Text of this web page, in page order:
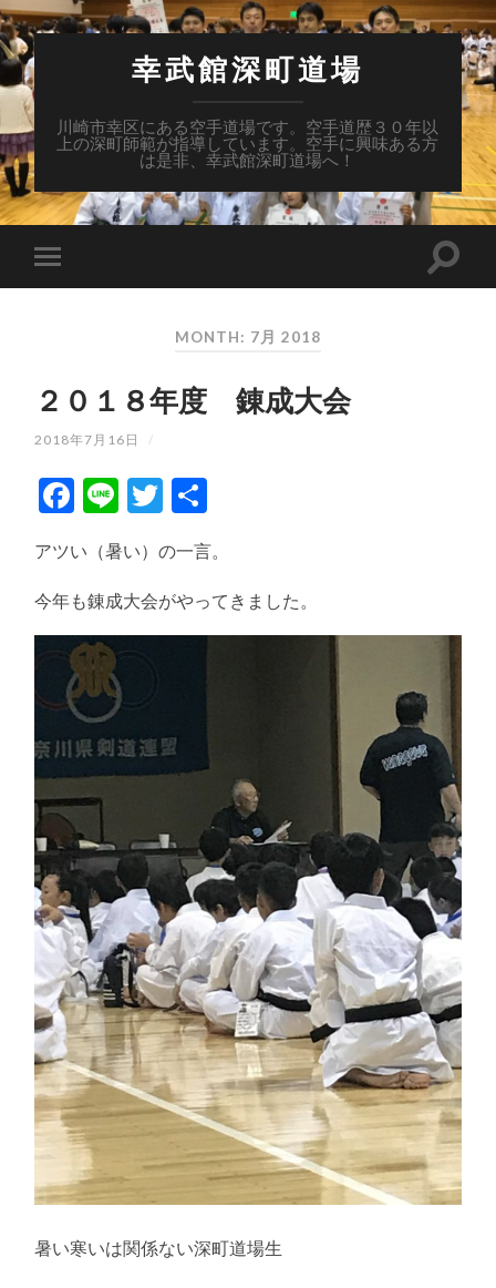
幸武館深町道場
川崎市幸区にある空手道場です。空手道歴３０年以
上の深町師範が指導しています。空手に興味ある方
は是非、幸武館深町道場へ！
MONTH: 7月 2018
２０１８年度 錬成大会
2018年7月16日 /
Facebook
LineTwitter
アツい（暑い）の一言。
今年も錬成大会がやってきました。
暑い寒いは関係ない深町道場生